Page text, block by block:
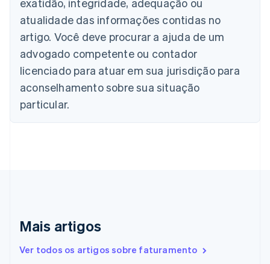
exatidão, integridade, adequação ou
atualidade das informações contidas no
artigo. Você deve procurar a ajuda de um
advogado competente ou contador
licenciado para atuar em sua jurisdição para
aconselhamento sobre sua situação
particular.
Mais artigos
Ver todos os artigos sobre faturamento
Canadá
English Français
China continental
Chipre
English
Croácia
Dinamarca
Español English
Estados Unidos
English 简体中文
Estônia